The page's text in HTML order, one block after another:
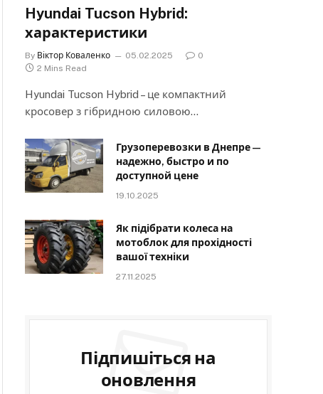
Hyundai Tucson Hybrid:
характеристики
By Віктор Коваленко 05.02.2025
0
2 Mins Read
Hyundai Tucson Hybrid – це компактний
кросовер з гібридною силовою…
Грузоперевозки в Днепре —
надежно, быстро и по
доступной цене
19.10.2025
Як підібрати колеса на
мотоблок для прохідності
вашої техніки
27.11.2025
Підпишіться на
оновлення